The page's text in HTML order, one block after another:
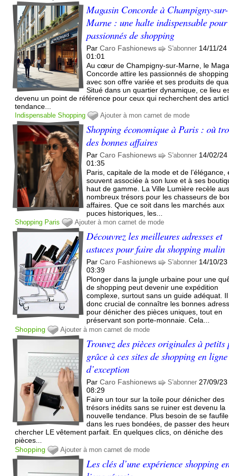
Magasin Concorde à Champigny-sur-
Marne : une halte indispensable
passionnés de shopping
ParCaro Fashionews S'abonner 14/11/24
01:01
Au cœur de Champigny-sur-Marne, le
Concorde attire les passionnés de shopping
avec son offre variée et ses produits de
Situé dans un quartier dynamique, ce lieu
devenu un point de référence pour ceux qui recherchent des
tendance...
Indispensable Shopping Ajouter à mon carnet de mode
Shopping économique à Paris : où
des bonnes affaires
ParCaro Fashionews S'abonner 14/02/24
01:35
Paris, capitale de la mode et de l’élégance,
souvent associée à son luxe et à ses
haut de gamme. La Ville Lumière recèle
nombreux trésors pour les chasseurs de
affaires. Que ce soit dans les marchés aux
puces historiques, les...
Shopping Paris Ajouter à mon carnet de mode
Découvrez les meilleures adresses et
astuces pour faire du shopping malin
ParCaro Fashionews S'abonner 14/10/23
03:39
Plonger dans la jungle urbaine pour une
de shopping peut devenir une expédition
complexe, surtout sans un guide adéquat.
donc crucial de connaître les bonnes
pour dénicher des pièces uniques, tout en
préservant son porte-monnaie. Cela...
Shopping
Ajouter à mon carnet de mode
Trouvez des pièces originales à
grâce à ces sites de shopping en ligne
d’exception
ParCaro Fashionews S'abonner 27/09/23
08:29
Faire un tour sur la toile pour dénicher des
trésors inédits sans se ruiner est devenu la
nouvelle tendance. Plus besoin de se
dans les rues bondées, de passer des
chercher LE vêtement parfait. En quelques clics, on déniche des
pièces...
Shopping
Ajouter à mon carnet de mode
Les clés d’une expérience shopping